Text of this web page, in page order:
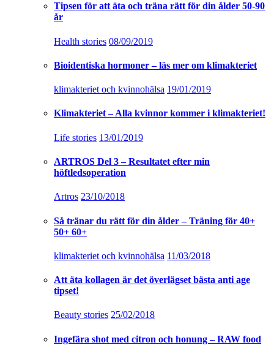
Tipsen för att äta och träna rätt för din ålder 50-90
år
Health stories 08/09/2019
Bioidentiska hormoner – läs mer om klimakteriet
klimakteriet och kvinnohälsa 19/01/2019
Klimakteriet – Alla kvinnor kommer i klimakteriet!
Life stories 13/01/2019
ARTROS Del 3 – Resultatet efter min
höftledsoperation
Artros 23/10/2018
Så tränar du rätt för din ålder – Träning för 40+
50+ 60+
klimakteriet och kvinnohälsa 11/03/2018
Att äta kollagen är det överlägset bästa anti age
tipset!
Beauty stories 25/02/2018
Ingefära shot med citron och honung – RAW food